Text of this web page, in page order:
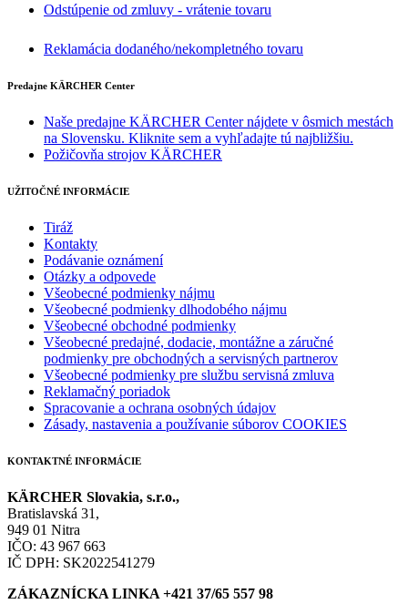
Odstúpenie od zmluvy - vrátenie tovaru
Reklamácia dodaného/nekompletného tovaru
Predajne KÄRCHER Center
Naše predajne KÄRCHER Center nájdete v ôsmich mestách
na Slovensku. Kliknite sem a vyhľadajte tú najbližšiu.
Požičovňa strojov KÄRCHER
UŽITOČNÉ INFORMÁCIE
Tiráž
Kontakty
Podávanie oznámení
Otázky a odpovede
Všeobecné podmienky nájmu
Všeobecné podmienky dlhodobého nájmu
Všeobecné obchodné podmienky
Všeobecné predajné, dodacie, montážne a záručné
podmienky pre obchodných a servisných partnerov
Všeobecné podmienky pre službu servisná zmluva
Reklamačný poriadok
Spracovanie a ochrana osobných údajov
Zásady, nastavenia a používanie súborov COOKIES
KONTAKTNÉ INFORMÁCIE
KÄRCHER Slovakia, s.r.o.,
Bratislavská 31,
949 01 Nitra
IČO: 43 967 663
IČ DPH: SK2022541279
ZÁKAZNÍCKA LINKA +421 37/65 557 98